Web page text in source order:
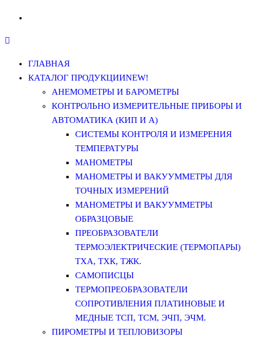
ГЛАВНАЯ
КАТАЛОГ ПРОДУКЦИИNEW!
АНЕМОМЕТРЫ И БАРОМЕТРЫ
КОНТРОЛЬНО ИЗМЕРИТЕЛЬНЫЕ ПРИБОРЫ И
АВТОМАТИКА (КИП И А)
СИСТЕМЫ КОНТРОЛЯ И ИЗМЕРЕНИЯ
ТЕМПЕРАТУРЫ
МАНОМЕТРЫ
МАНОМЕТРЫ И ВАКУУММЕТРЫ ДЛЯ
ТОЧНЫХ ИЗМЕРЕНИЙ
МАНОМЕТРЫ И ВАКУУММЕТРЫ
ОБРАЗЦОВЫЕ
ПРЕОБРАЗОВАТЕЛИ
ТЕРМОЭЛЕКТРИЧЕСКИЕ (ТЕРМОПАРЫ)
ТХА, ТХК, ТЖК.
САМОПИСЦЫ
ТЕРМОПРЕОБРАЗОВАТЕЛИ
СОПРОТИВЛЕНИЯ ПЛАТИНОВЫЕ И
МЕДНЫЕ ТСП, ТСМ, ЭЧП, ЭЧМ.
ПИРОМЕТРЫ И ТЕПЛОВИЗОРЫ